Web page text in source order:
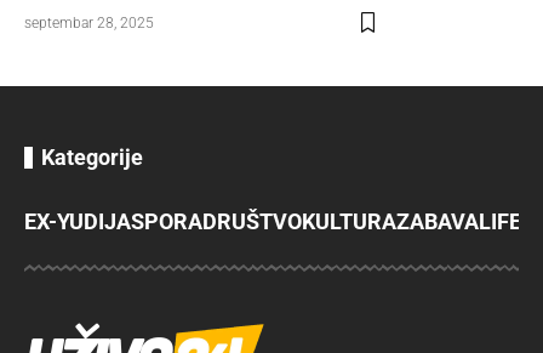
septembar 28, 2025
Kategorije
EX-YUDIJASPORADRUŠTVOKULTURAZABAVA